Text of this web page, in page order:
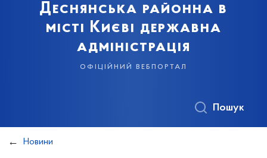
Деснянська районна в
місті Києві державна
адміністрація
офіційний вебпортал
Пошук
Новини